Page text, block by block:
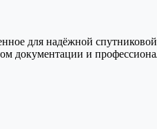
для надёжной
документации и